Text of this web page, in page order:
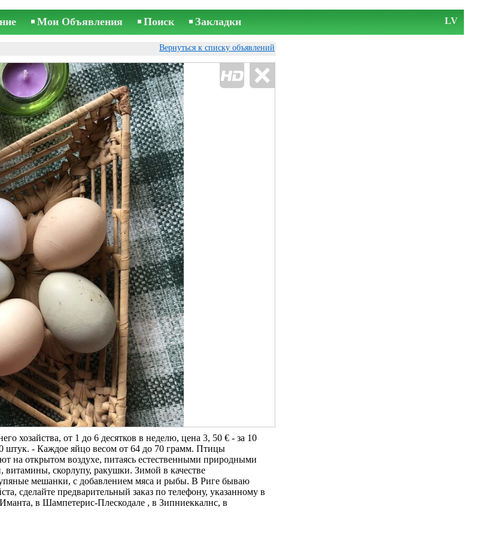
Мои Объявления Поиск Закладки LV
Вернуться к списку объявлений
хозайства, от 1 до 6 десятков в неделю, цена 3, 50 € - за 10
штук. - Каждое яйцо весом от 64 до 70 грамм. Птицы
на открытом воздухе, питаясь естественными природными
скорлупу, ракушки. Зимой в качестве
мешанки, с добавлением мяса и рыбы. В Риге бываю
сделайте предварительный заказ по телефону, указанному в
в Шампетерис-Плескодале , в Зипниеккалнс, в